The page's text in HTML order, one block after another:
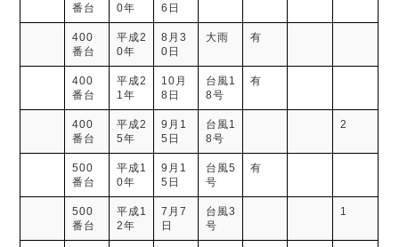
番台
0年
6日
400
番台
平成2
0年
8月3
0日
大雨 有
400
番台
平成2
1年
10月
8日
台風1
8号
有
400
番台
平成2
5年
9月1
5日
台風1
8号
2
500
番台
平成1
0年
9月1
5日
台風5
号
有
500
番台
平成1
2年
7月7
日
台風3
号
1